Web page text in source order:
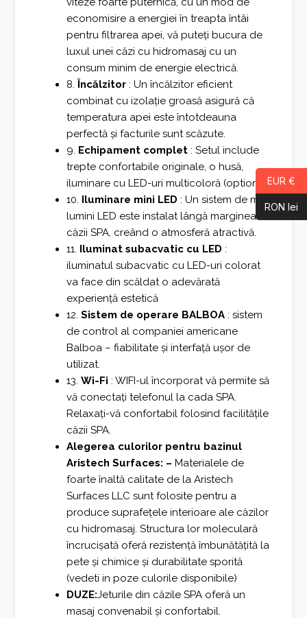
economisire a energiei în treapta întâi
pentru filtrarea apei, vă puteți bucura de
luxul unei căzi cu hidromasaj cu un
consum minim de energie electrică.
8. Încălzitor : Un încălzitor eficient
combinat cu izolație groasă asigură că
temperatura apei este întotdeauna
perfectă și facturile sunt scăzute.
9. Echipament complet : Setul include
trepte confortabile originale, o husă,
iluminare cu LED-uri multicoloră (optional)
10. Iluminare mini LED : Un sistem de mini
lumini LED este instalat lângă marginea
căzii SPA, creând o atmosferă atractivă.
11. Iluminat subacvatic cu LED :
iluminatul subacvatic cu LED-uri colorat
va face din scăldat o adevărată
experiență estetică
12.Sistem de operare BALBOA : sistem
de control al companiei americane
Balboa – fiabilitate și interfață ușor de
utilizat.
13.Wi-Fi : WIFI-ul încorporat vă permite să
vă conectați telefonul la cada SPA.
Relaxați-vă confortabil folosind facilitățile
căzii SPA.
Alegerea culorilor pentru bazinul
Aristech Surfaces: –Materialele de
foarte înaltă calitate de la Aristech
Surfaces LLC sunt folosite pentru a
produce suprafețele interioare ale căzilor
cu hidromasaj. Structura lor moleculară
încrucișată oferă rezistență îmbunătățită la
pete și chimice și durabilitate sporită
(vedeti in poze culorile disponibile)
DUZE:Jeturile din căzile SPA oferă un
masaj convenabil și confortabil.
EUR €
RON lei